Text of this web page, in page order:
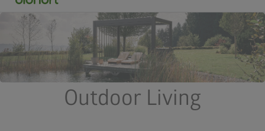
Outdoor Living